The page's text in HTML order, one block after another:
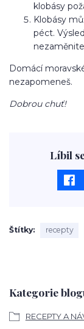
Kategorie
RECEPTY A
klobásy
Klobásy
péct.
Domácí
nezapomeneš.
Dobrou chuť!
Líbil
Štítky recepty